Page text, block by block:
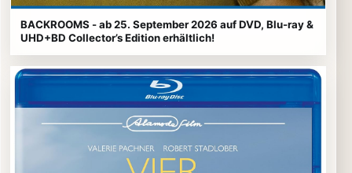
BACKROOMS - ab 25. September 2026 auf DVD, Blu-ray &
UHD+BD Collector’s Edition erhältlich!